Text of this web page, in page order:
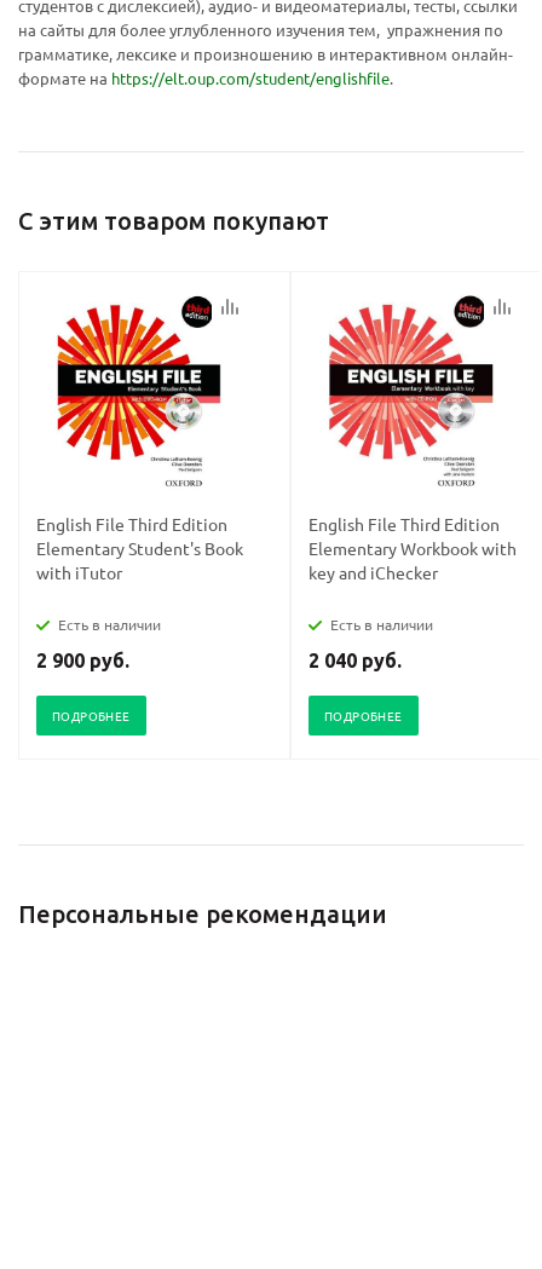
студентов с дислексией), аудио- и видеоматериалы, тесты, ссылки
на сайты для более углубленного изучения тем, упражнения по
грамматике, лексике и произношению в интерактивном онлайн-
формате на https://elt.oup.com/student/englishfile.
С этим товаром покупают
English File Third Edition
Elementary Student's Book
with iTutor
Есть в наличии
2 900 руб.
ПОДРОБНЕЕ
English File Third Edition
Elementary Workbook with
key and iChecker
Есть в наличии
2 040 руб.
ПОДРОБНЕЕ
Персональные рекомендации